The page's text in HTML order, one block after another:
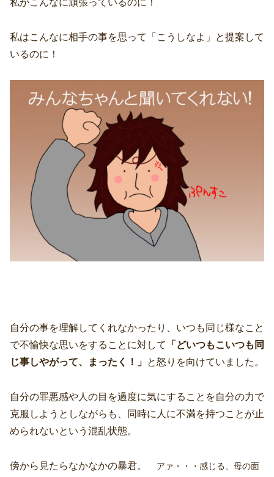
私はこんなに相手の事を思って「こうしなよ」と提案して
いるのに！
自分の事を理解してくれなかったり、いつも同じ様なこと
で不愉快な思いをすることに対して
「どいつもこいつも同
じ事しやがって、まったく！」 と怒りを向けていました。
自分の罪悪感や人の目を過度に気にすることを自分の力で
克服しようとしながらも、同時に人に不満を持つことが止
められないという混乱状態。
傍から見たらなかなかの暴君。 アァ・・・感じる、母の面